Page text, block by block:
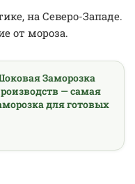
на Северо-Западе.
от мороза.
Заморозка
— самая
для готовых